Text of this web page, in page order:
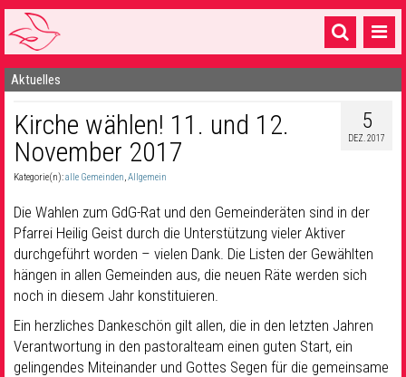
Startseite
1 Pfarrei
16 Gemeinden & mehr
Sakramente & Feste
Gemeinschaft & Soziales
Musik& Kultur
Seelsorge & Kontakt
Aktuelles
5
DEZ. 2017
Kirche wählen! 11. und 12.
November 2017
Kategorie(n):alle Gemeinden,Allgemein
Die Wahlen zum GdG-Rat und den Gemeinderäten sind in der
Pfarrei Heilig Geist durch die Unterstützung vieler Aktiver
durchgeführt worden – vielen Dank. Die Listen der Gewählten
hängen in allen Gemeinden aus, die neuen Räte werden sich
noch in diesem Jahr konstituieren.
Ein herzliches Dankeschön gilt allen, die in den letzten Jahren
Verantwortung in den pastoralteam einen guten Start, ein
gelingendes Miteinander und Gottes Segen für die gemeinsame